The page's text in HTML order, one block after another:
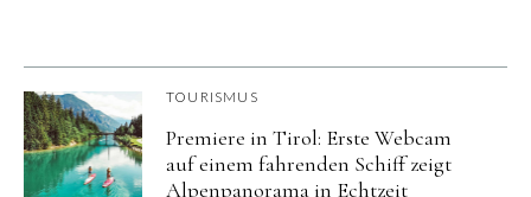
TOURISMUS
Premiere in Tirol: Erste Webcam
auf einem fahrenden Schiff zeigt
Alpenpanorama in Echtzeit